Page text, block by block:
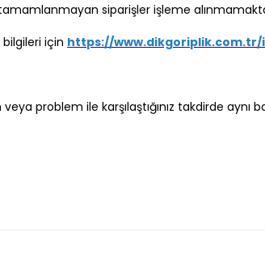
siparişler işleme
için https://www.dikgoriplik.com.tr/
problem ile karşılaştığınız takdirde